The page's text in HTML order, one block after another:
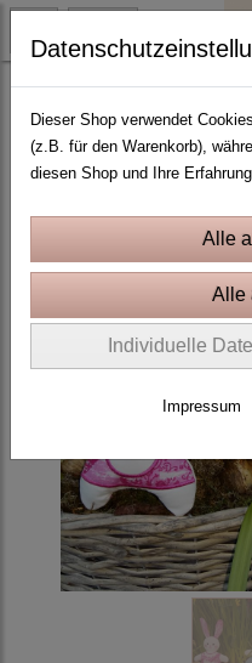
ITH Stickprojekte In the Hoop
Dieser Shop verwendet
(z.B. für den Warenkorb),
diesen Shop und Ihre
Individuelle
Impressum